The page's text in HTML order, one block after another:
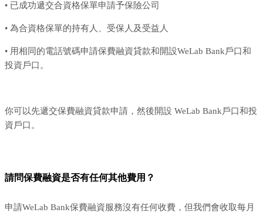
• 已成功遞交合資格保單申請予保險公司
• 為合資格保單的持有人、受保人及受益人
• 用相同的電話號碼申請保費融資貸款和開設WeLab Bank戶口和
投資戶口。
你可以先遞交保費融資貸款申請，然後開設 WeLab Bank戶口和投
資戶口。
請問保費融資是否有任何其他費用？
申請WeLab Bank保費融資服務沒有任何收費，但我們會收取每月